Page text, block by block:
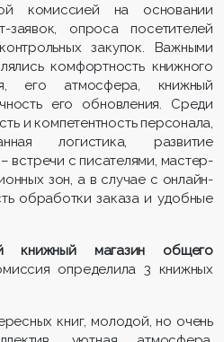
комиссией на основании
заявок, опроса посетителей
закупок. Важными
комфортность книжного
его атмосфера, книжный
его обновления. Среди
и компетентность персонала,
логистика, развитие
встречи с писателями, мастер-
зон, а в случае с онлайн-
обработки заказа и удобные
книжный магазин общего
определила 3 книжных
книг, молодой, но очень